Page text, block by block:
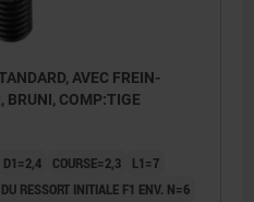
AVEC FREIN-
BRUNI, COMP:TIGE
D1=2,4 COURSE=2,3
L1=7
DU RESSORT INITIALE F1 ENV. N=6